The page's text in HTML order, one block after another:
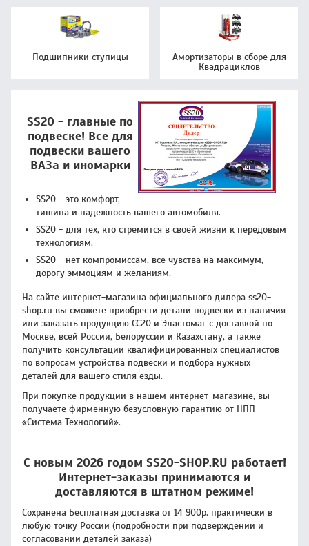
Подшипники ступицы
Амортизаторы в сборе для
Квадрациклов
SS20 - главные по
подвеске! Все для
подвески вашего
ВАЗа и иномарки
SS20 - это комфорт,
тишина и надежность вашего автомобиля.
SS20 - для тех, кто стремится в своей жизни к передовым
технологиям.
SS20 - нет компромиссам, все чувства на максимум,
дорогу эммоциям и желаниям.
На сайте интернет-магазина официального дилера ss20-
shop.ru вы сможете приобрести детали подвески из наличия
или заказать продукцию CC20 и Эластомаг с доставкой по
Москве, всей России, Белоруссии и Казахстану, а также
получить консультации квалифицированных специалистов
по вопросам устройства подвески и подбора нужных
деталей для вашего стиля езды.
При покупке продукции в нашем интернет-магазине, вы
получаете фирменную безусловную гарантию от НПП
«Система Технологий».
С новым 2026 годом SS20-SHOP.RU работает!
Интернет-заказы принимаются и
доставляются в штатном режиме!
Сохранена Бесплатная доставка от 14 900р. практически в
любую точку России (подробности при подверждении и
согласовании деталей заказа)